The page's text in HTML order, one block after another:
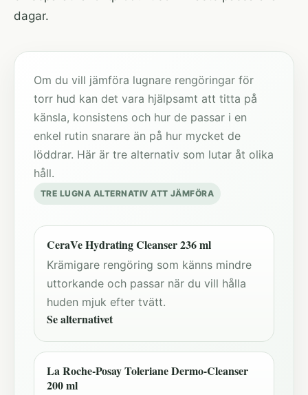
dagar.
Om du vill jämföra lugnare rengöringar för
torr hud kan det vara hjälpsamt att titta på
känsla, konsistens och hur de passar i en
enkel rutin snarare än på hur mycket de
löddrar. Här är tre alternativ som lutar åt olika
håll.
TRE LUGNA ALTERNATIV ATT JÄMFÖRA
CeraVe Hydrating Cleanser 236 ml
Krämigare rengöring som känns mindre
uttorkande och passar när du vill hålla
huden mjuk efter tvätt.
Se alternativet
La Roche-Posay Toleriane Dermo-Cleanser
200 ml